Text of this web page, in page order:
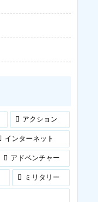
アクション
インターネット
アドベンチャー
ミリタリー